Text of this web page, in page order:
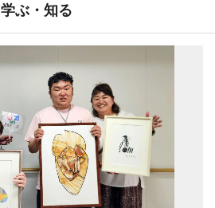
学ぶ・知る